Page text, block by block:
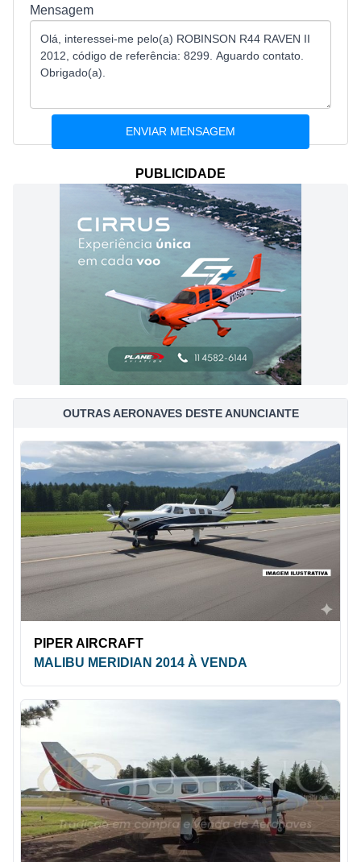
Mensagem
PUBLICIDADE
OUTRAS AERONAVES DESTE ANUNCIANTE
PIPER AIRCRAFT
MALIBU MERIDIAN 2014 À VENDA